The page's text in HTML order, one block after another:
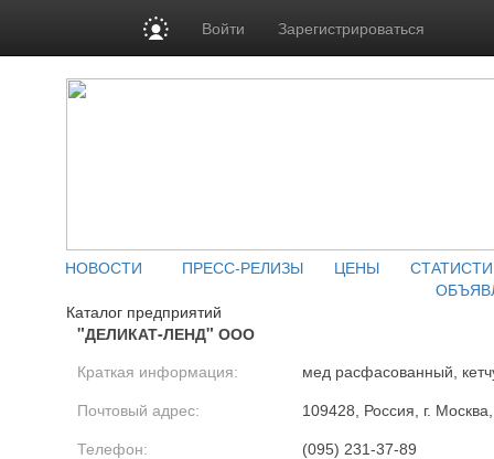
Войти Зарегистрироваться
НОВОСТИ ПРЕСС-РЕЛИЗЫ ЦЕНЫ
Каталог предприятий
"ДЕЛИКАТ-ЛЕНД" ООО
Краткая информация: мед расфасованный,
Почтовый адрес: 109428, Россия, г.
Телефон: (095) 231-37-89